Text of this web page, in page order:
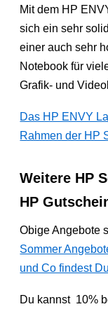
Mit dem HP
sich ein sehr
einer auch sehr
Notebook für
Grafik- und
Das HP ENVY
Rahmen der HP
Weitere HP
HP
Obige Angebote
Sommer
und Co findest
Du kannst 10%